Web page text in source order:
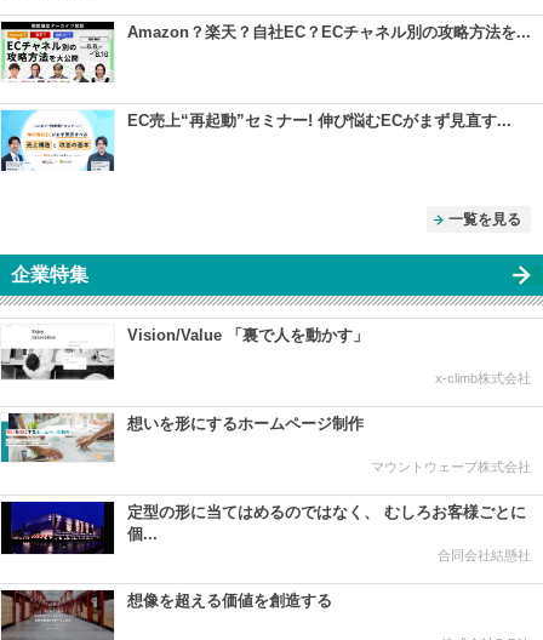
Amazon？楽天？自社EC？ECチャネル別の攻略方法を...
EC売上“再起動”セミナー! 伸び悩むECがまず見直す...
一覧を見る
企業特集
Vision/Value 「裏で人を動かす」
x-climb株式会社
想いを形にするホームページ制作
マウントウェーブ株式会社
定型の形に当てはめるのではなく、 むしろお客様ごとに
個...
合同会社結懸社
想像を超える価値を創造する